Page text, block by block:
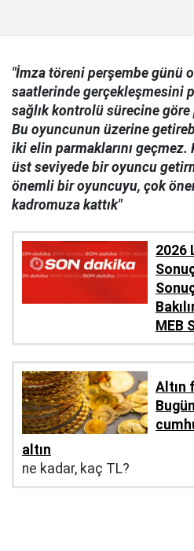
"İmza töreni perşembe günü
saatlerinde gerçekleşmesini
sağlık kontrolü sürecine
Bu oyuncunun üzerine
iki elin parmaklarını geçmez.
üst seviyede bir oyuncu
önemli bir oyuncuyu, çok
kadromuza kattık"
2026
MEB
Altın
altın
ne kadar, kaç TL?